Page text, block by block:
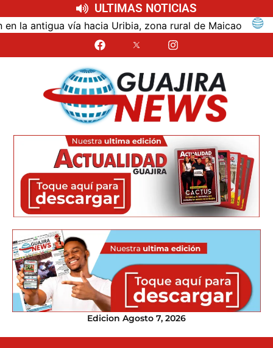
ULTIMAS NOTICIAS
vía hacia Uribia, zona rural de Maicao
Edicion Agosto 7, 2026